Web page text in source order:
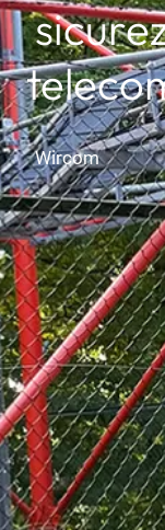
Wircom